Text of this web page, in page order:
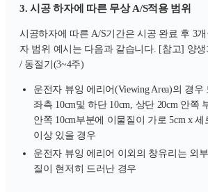
3. 시공 하자에 따른 무상 A/S적용 범위
시공하자에 따른 A/S기간은 시공 완료 후 3
자 범위 예시는 다음과 같습니다. [참고] 양
/ 동절기(3~4주)
운전자 뷰잉 에리어(Viewing Area)의 경
좌측 10cm및 하단 10cm, 상단 20cm 안쪽
안쪽 10cm부분에 이물질이 가로 5cm x 세
이상 있을 경우
운전자 뷰잉 에리어 이외의 창유리는 외
질이 현저히 드러난 경우